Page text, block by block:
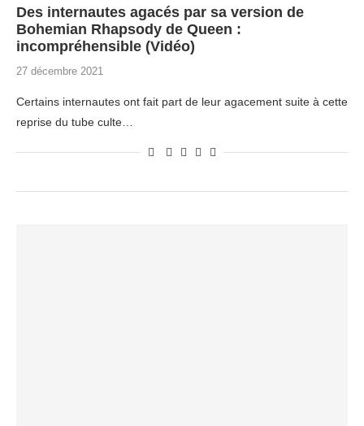
Des internautes agacés par sa version de
Bohemian Rhapsody de Queen :
incompréhensible (Vidéo)
27 décembre 2021
Certains internautes ont fait part de leur agacement suite à cette
reprise du tube culte…